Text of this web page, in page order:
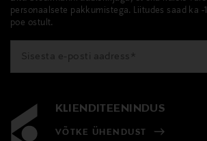
"ERROR:#N/A"
NOCOL
avamata originaalpakendis.
E-POE TAGASTUSED
personaalsete pakkumistega. Liitudes saad ka -
poe ostult.
KLIENDITEENINDUS
VÕTKE ÜHENDUST